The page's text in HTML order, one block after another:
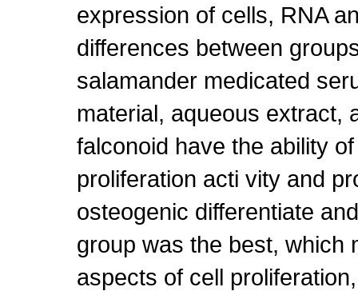
expression of cells, RNA
differences between
salamander medicated
material, aqueous extract,
falconoid have the ability
proliferation acti vity and
osteogenic differentiate
group was the best, which
aspects of cell